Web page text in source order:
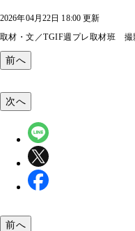
2026年04月22日 18:00 更新
取材・文／TGIF週プレ取材班 撮
前へ
次へ
前へ